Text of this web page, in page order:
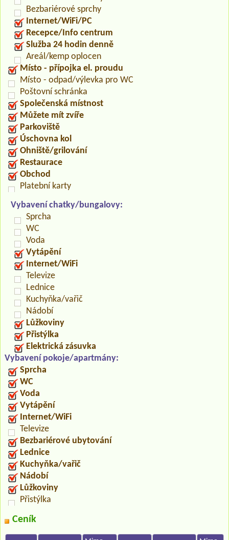
Bezbariérové sprchy
Internet/WiFi/PC
Recepce/Info centrum
Služba 24 hodin denně
Areál/kemp oplocen
Místo - přípojka el. proudu
Místo - odpad/výlevka pro WC
Poštovní schránka
Společenská místnost
Můžete mít zvíře
Parkoviště
Úschovna kol
Ohniště/grilování
Restaurace
Obchod
Platební karty
Vybavení chatky/bungalovy:
Sprcha
WC
Voda
Vytápění
Internet/WiFi
Televize
Lednice
Kuchyňka/vařič
Nádobí
Lůžkoviny
Přistýlka
Elektrická zásuvka
Vybavení pokoje/apartmány:
Sprcha
WC
Voda
Vytápění
Internet/WiFi
Televize
Bezbariérové ubytování
Lednice
Kuchyňka/vařič
Nádobí
Lůžkoviny
Přistýlka
Ceník